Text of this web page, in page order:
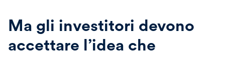
Ma gli investitori devono
accettare l’idea che